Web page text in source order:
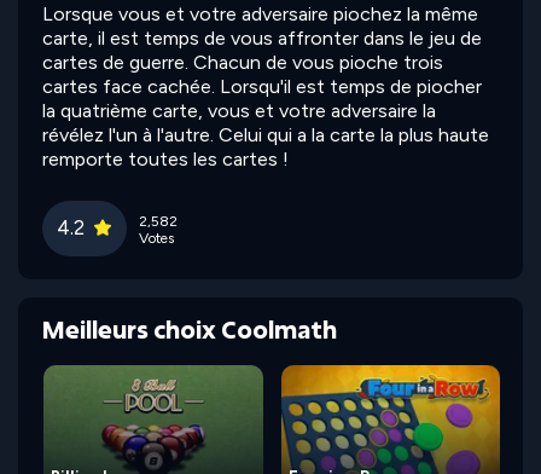
Lorsque vous et votre adversaire piochez la même
carte, il est temps de vous affronter dans le jeu de
cartes de guerre. Chacun de vous pioche trois
cartes face cachée. Lorsqu'il est temps de piocher
la quatrième carte, vous et votre adversaire la
révélez l'un à l'autre. Celui qui a la carte la plus haute
remporte toutes les cartes !
4.2
2,582
Votes
Meilleurs choix Coolmath